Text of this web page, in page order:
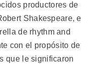
productores de
Shakespeare, e
de rhythm and
con el propósito de
que le significaron